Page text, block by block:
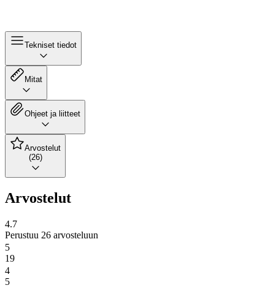
Tekniset tiedot
Mitat
Ohjeet ja liitteet
Arvostelut
(26)
Arvostelut
4.7
Perustuu 26 arvosteluun
5
19
4
5